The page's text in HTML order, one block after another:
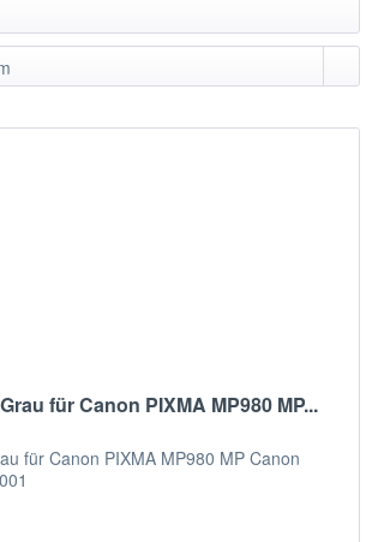
für Canon PIXMA MP980 MP...
für Canon PIXMA MP980 MP Canon